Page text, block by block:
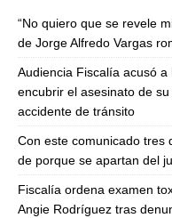
“No quiero que se revele
de Jorge Alfredo Vargas
Audiencia Fiscalía acusó
encubrir el asesinato de
accidente de tránsito
Con este comunicado tres
de porque se apartan del
Fiscalía ordena examen
Angie Rodríguez tras